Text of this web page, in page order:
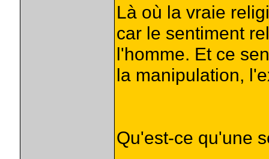
Là où la vraie
car le sentiment
l'homme. Et ce
la manipulation,
Qu'est-ce qu'une